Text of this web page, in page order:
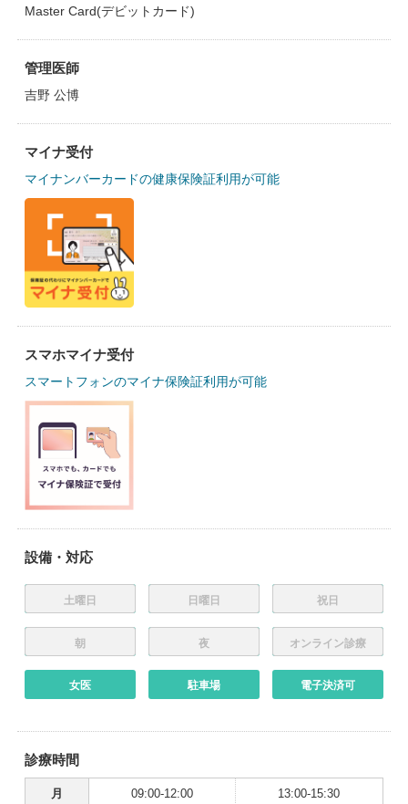
Master Card(デビットカード)
管理医師
吉野 公博
マイナ受付
マイナンバーカードの健康保険証利用が可能
スマホマイナ受付
スマートフォンのマイナ保険証利用が可能
設備・対応
土曜日 日曜日 祝日
朝 夜 オンライン診療
女医 駐車場 電子決済可
診療時間
月 09:00-12:00 13:00-15:30